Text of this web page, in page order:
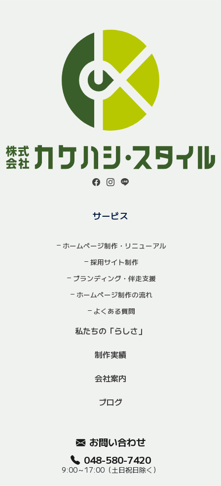
サービス
ホームページ制作・リニューアル
採用サイト制作
ブランディング・伴走支援
ホームページ制作の流れ
よくある質問
私たちの「らしさ」
制作実績
会社案内
ブログ
お問い合わせ
048-580-7420
9:00～17:00（土日祝日除く）